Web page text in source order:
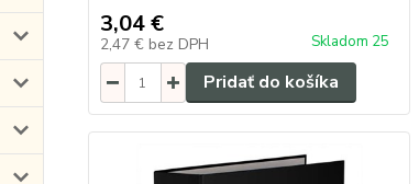
3,04 €
2,47 € bez DPH Skladom 25
Pridať do košíka